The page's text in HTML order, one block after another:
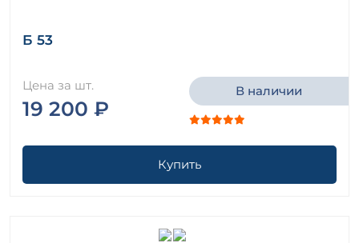
Б 53
Цена за шт.
19 200 ₽
В наличии
Купить